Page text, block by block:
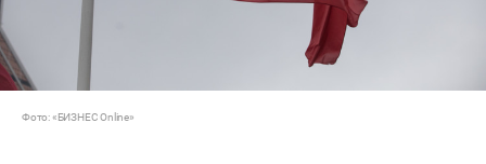
Фото: «БИЗНЕС Online»